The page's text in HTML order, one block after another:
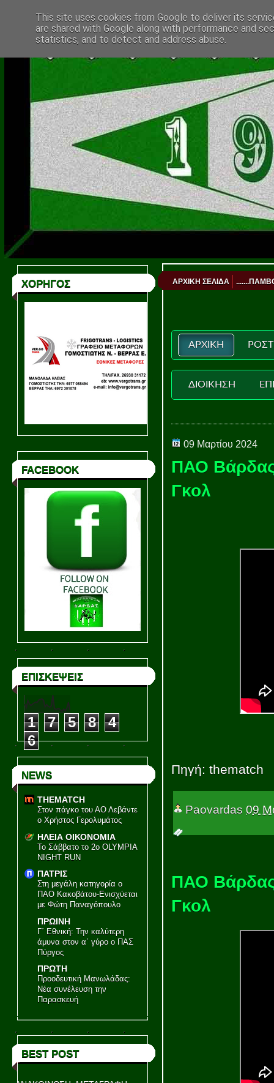
ΧΟΡΗΓΟΣ
FACEBOOK
ΕΠΙΣΚΕΨΕΙΣ
1 7 5 8
4
6
NEWS
THEMATCH
Στον πάγκο του ΑΟ Λεβάντε
ο Χρήστος Γερολυμάτος
ΗΛΕΙΑ ΟΙΚΟΝΟΜΙΑ
Το Σάββατο το 2ο OLYMPIA
NIGHT RUN
ΠΑΤΡΙΣ
Στη μεγάλη κατηγορία ο
ΠΑΟ Κακοβάτου-Ενισχύεται
με Φώτη Παναγόπουλο
ΠΡΩΙΝΗ
Γ΄ Εθνική: Την καλύτερη
άμυνα στον α΄ γύρο ο ΠΑΣ
Πύργος
ΠΡΩΤΗ
Προοδευτική Μανωλάδας:
Νέα συνέλευση την
Παρασκευή
BEST POST
ΑΡΧΙΚΗ ΣΕΛΙΔΑ
ΑΡΧΙΚΗ
ΔΙΟΙΚΗΣΗ
09 Μαρτίου 2024
ΠΑΟ Βάρδας
Γκολ
Πηγή: thematch
Paovardas 09
ΠΑΟ Βάρδας
Γκολ
This site uses cookies from Google to deliver its
are shared with Google along with performance and
statistics, and to detect and address abuse.